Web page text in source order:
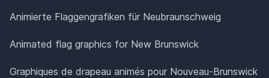
Animierte Flaggengrafiken für Neubraunschweig
Animated flag graphics for New Brunswick
Graphiques de drapeau animés pour Nouveau-Brunswick